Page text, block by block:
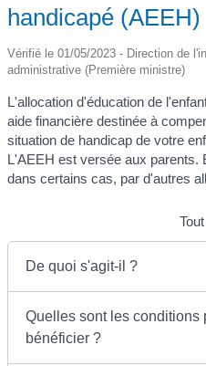
handicapé (AEEH)
Vérifié le 01/05/2023 - Direction de
administrative (Première ministre)
L'allocation d'éducation de
aide financière destinée à
situation de handicap de votre
L'AEEH est versée aux parents.
dans certains cas, par d'autres
De quoi s'agit-il ?
Quelles sont les conditions
bénéficier ?